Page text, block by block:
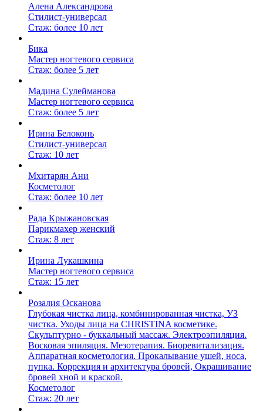
Алена Александрова
Стилист-универсал
Стаж: более 10 лет
Бика
Мастер ногтевого сервиса
Стаж: более 5 лет
Мадина Сулейманова
Мастер ногтевого сервиса
Стаж: более 5 лет
Ирина Белоконь
Стилист-универсал
Стаж: 10 лет
Мхитарян Ани
Косметолог
Стаж: более 10 лет
Рада Крыжановская
Парикмахер женский
Стаж: 8 лет
Ирина Лукашкина
Мастер ногтевого сервиса
Стаж: 15 лет
Розалия Осканова
Глубокая чистка лица, комбинированная чистка, УЗ
чистка. Уходы лица на CHRISTINA косметике.
Скульптурно - буккальный массаж. Электроэпиляция.
Восковая эпиляция. Мезотерапия. Биоревитализация.
Аппаратная косметология. Прокалывание ушей, носа,
пупка. Коррекция и архитектура бровей, Окрашивание
бровей хной и краской.
Косметолог
Стаж: 20 лет